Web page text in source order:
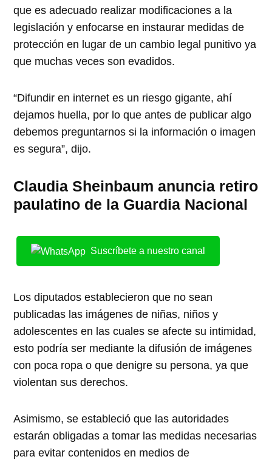
que es adecuado realizar modificaciones a la
legislación y enfocarse en instaurar medidas de
protección en lugar de un cambio legal punitivo ya
que muchas veces son evadidos.
“Difundir en internet es un riesgo gigante, ahí
dejamos huella, por lo que antes de publicar algo
debemos preguntarnos si la información o imagen
es segura”, dijo.
Claudia Sheinbaum anuncia retiro
paulatino de la Guardia Nacional
Suscríbete a nuestro canal
Los diputados establecieron que no sean
publicadas las imágenes de niñas, niños y
adolescentes en las cuales se afecte su intimidad,
esto podría ser mediante la difusión de imágenes
con poca ropa o que denigre su persona, ya que
violentan sus derechos.
Asimismo, se estableció que las autoridades
estarán obligadas a tomar las medidas necesarias
para evitar contenidos en medios de